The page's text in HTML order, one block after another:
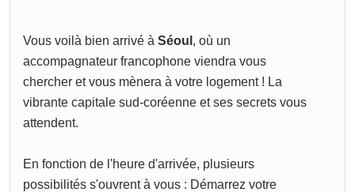
Vous voilà bien arrivé à Séoul , où un
accompagnateur francophone viendra vous
chercher et vous mènera à votre logement ! La
vibrante capitale sud-coréenne et ses secrets vous
attendent.
En fonction de l'heure d'arrivée, plusieurs
possibilités s'ouvrent à vous : Démarrez votre